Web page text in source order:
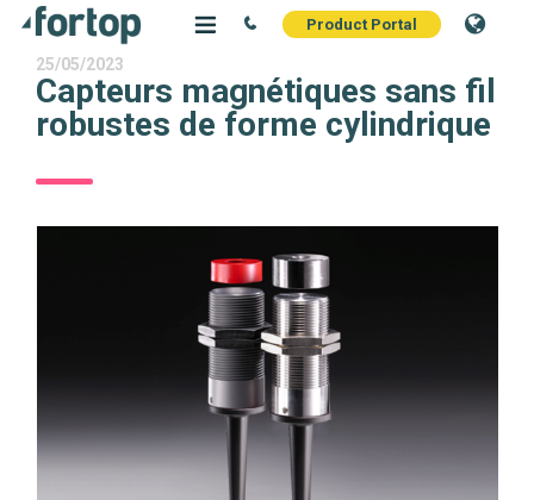
Product Portal
25/05/2023
Capteurs magnétiques sans fil
robustes de forme cylindrique